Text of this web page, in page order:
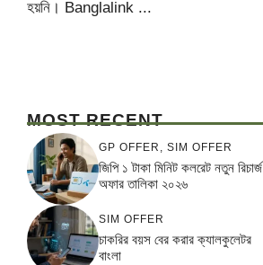
হয়নি। Banglalink ...
MOST RECENT
GP OFFER SIM OFFER
জিপি ১ টাকা মিনিট কলরেট নতুন রিচার্জ
অফার তালিকা ২০২৬
SIM OFFER
চাকরির বয়স বের করার ক্যালকুলেটর
বাংলা